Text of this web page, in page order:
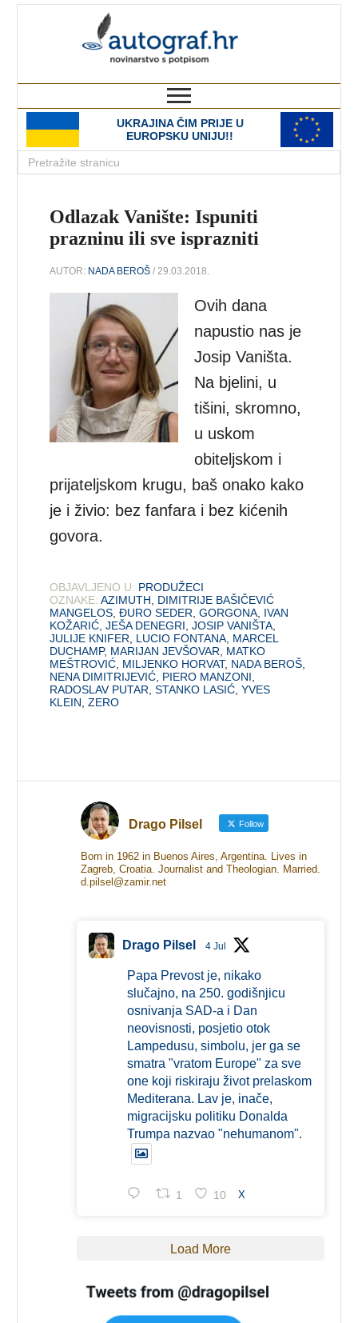
UKRAJINA ČIM PRIJE U
EUROPSKU UNIJU!!
Odlazak Vanište: Ispuniti
prazninu ili sve isprazniti
AUTOR: NADA BEROŠ / 29.03.2018.
Ovih dana
napustio nas je
Josip Vaništa.
Na bjelini, u
tišini, skromno,
u uskom
obiteljskom i
prijateljskom krugu, baš onako kako
je i živio: bez fanfara i bez kićenih
govora.
OBJAVLJENO U: PRODUŽECI
OZNAKE: AZIMUTH
DIMITRIJE BAŠIČEVIĆ
MANGELOS ,ĐURO SEDER ,GORGONA IVAN
KOŽARIĆ ,JEŠA DENEGRI ,JOSIP VANIŠTA
JULIJE KNIFER
LUCIO FONTANA MARCEL
DUCHAMP, MARIJAN JEVŠOVAR
MATKO
MEŠTROVIĆ MILJENKO HORVAT, NADA BEROŠ
NENA DIMITRIJEVIĆ PIERO MANZONI
RADOSLAV PUTAR ,STANKO LASIĆ ,YVES
KLEIN ,ZERO
Drago Pilsel Follow
Born in 1962 in Buenos Aires, Argentina. Lives in
Zagreb, Croatia. Journalist and Theologian. Married.
d.pilsel@zamir.net
Drago Pilsel 4 Jul
Papa Prevost je, nikako
slučajno, na 250. godišnjicu
osnivanja SAD-a i Dan
neovisnosti, posjetio otok
Lampedusu, simbolu, jer ga se
smatra "vratom Europe" za sve
one koji riskiraju život prelaskom
Mediterana. Lav je, inače,
migracijsku politiku Donalda
Trumpa nazvao "nehumanom".
1 10 X
Load More